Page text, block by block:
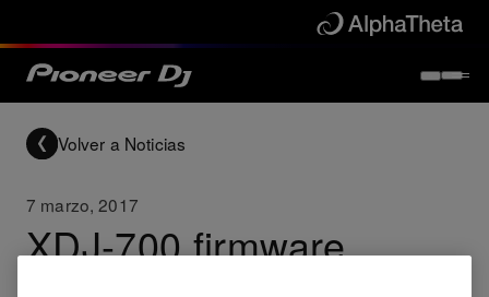
Volver a Noticias
7 marzo, 2017
XDJ-700 firmware